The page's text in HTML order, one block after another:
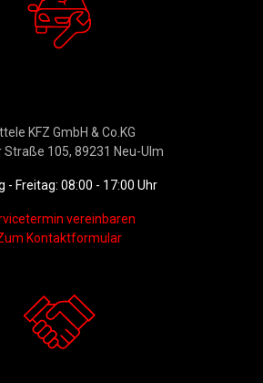
KFZ GmbH & Co.KG
Straße 105, 89231 Neu-Ulm
- Freitag: 08:00 - 17:00 Uhr
vereinbaren
Kontaktformular